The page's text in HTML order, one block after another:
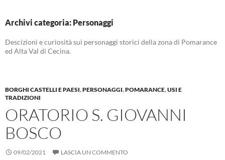
Archivi categoria: Personaggi
Descizioni e curiosità sui personaggi storici della zona di Pomarance
ed Alta Val di Cecina.
BORGHI CASTELLI E PAESI,PERSONAGGI,POMARANCE,USI E
TRADIZIONI
ORATORIO S. GIOVANNI
BOSCO
09/02/2021 LASCIA UN COMMENTO